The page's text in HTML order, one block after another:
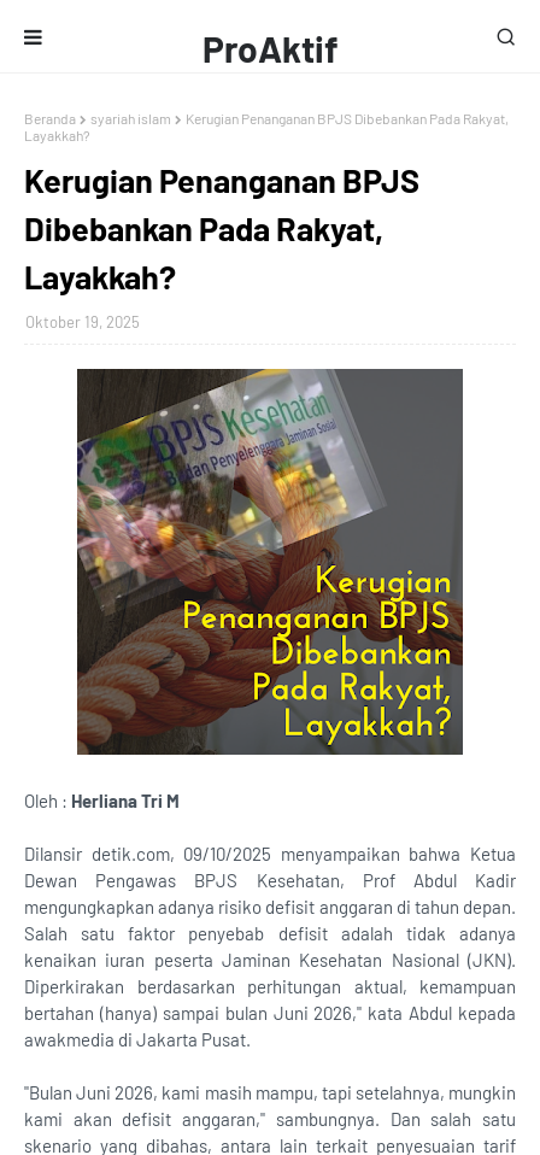
ProAktif
Media
Beranda syariah islam
Kerugian Penanganan BPJS Dibebankan Pada Rakyat,
Layakkah?
Kerugian Penanganan BPJS
Dibebankan Pada Rakyat,
Layakkah?
Oktober 19, 2025
Oleh : Herliana Tri M
Dilansir detik.com, 09/10/2025 menyampaikan bahwa Ketua
Dewan Pengawas BPJS Kesehatan, Prof Abdul Kadir
mengungkapkan adanya risiko defisit anggaran di tahun depan.
Salah satu faktor penyebab defisit adalah tidak adanya
kenaikan iuran peserta Jaminan Kesehatan Nasional (JKN).
Diperkirakan berdasarkan perhitungan aktual, kemampuan
bertahan (hanya) sampai bulan Juni 2026," kata Abdul kepada
awakmedia di Jakarta Pusat.
"Bulan Juni 2026, kami masih mampu, tapi setelahnya, mungkin
kami akan defisit anggaran," sambungnya. Dan salah satu
skenario yang dibahas, antara lain terkait penyesuaian tarif